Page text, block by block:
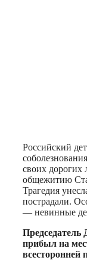
Российский
своих дорогих
общежитию
Трагедия
пострадали.
— невинные
Председатель
прибыл на
всесторонней